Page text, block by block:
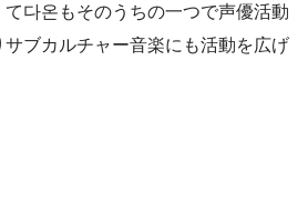
다온もそのうちの一つで声優活動
ブカルチャー音楽にも活動を広げ